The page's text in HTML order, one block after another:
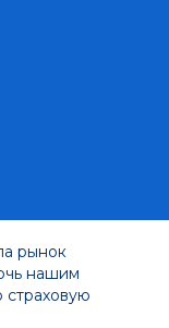
рынок
нашим
страховую